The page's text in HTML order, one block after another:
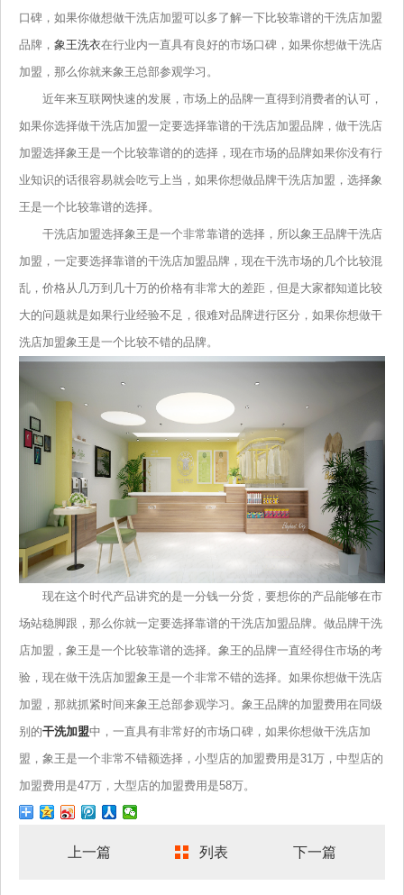
口碑，如果你做想做干洗店加盟可以多了解一下比较靠谱的干洗店加盟
品牌， 象王洗衣在行业内一直具有良好的市场口碑，如果你想做干洗店
加盟，那么你就来象王总部参观学习。
近年来互联网快速的发展，市场上的品牌一直得到消费者的认可，
如果你选择做干洗店加盟一定要选择靠谱的干洗店加盟品牌，做干洗店
加盟选择象王是一个比较靠谱的的选择，现在市场的品牌如果你没有行
业知识的话很容易就会吃亏上当，如果你想做品牌干洗店加盟，选择象
王是一个比较靠谱的选择。
干洗店加盟选择象王是一个非常靠谱的选择，所以象王品牌干洗店
加盟，一定要选择靠谱的干洗店加盟品牌，现在干洗市场的几个比较混
乱，价格从几万到几十万的价格有非常大的差距，但是大家都知道比较
大的问题就是如果行业经验不足，很难对品牌进行区分，如果你想做干
洗店加盟象王是一个比较不错的品牌。
现在这个时代产品讲究的是一分钱一分货，要想你的产品能够在市
场站稳脚跟，那么你就一定要选择靠谱的干洗店加盟品牌。做品牌干洗
店加盟，象王是一个比较靠谱的选择。象王的品牌一直经得住市场的考
验，现在做干洗店加盟象王是一个非常不错的选择。如果你想做干洗店
加盟，那就抓紧时间来象王总部参观学习。象王品牌的加盟费用在同级
别的干洗加盟中，一直具有非常好的市场口碑，如果你想做干洗店加
盟，象王是一个非常不错额选择，小型店的加盟费用是31万，中型店的
加盟费用是47万，大型店的加盟费用是58万。
上一篇 列表 下一篇